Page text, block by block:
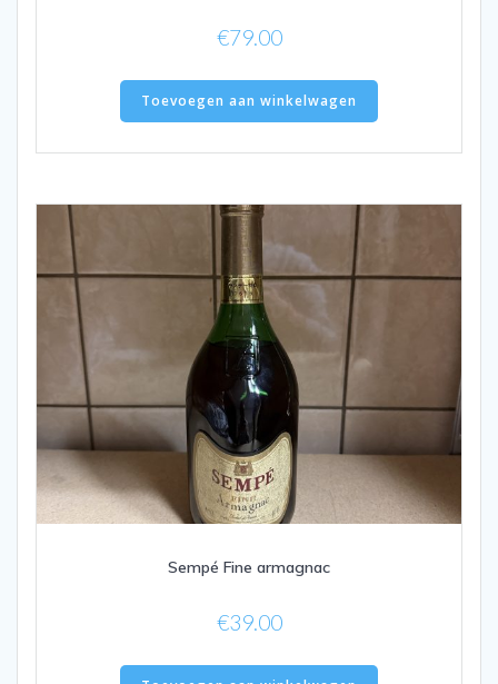
€79.00
Toevoegen aan winkelwagen
Sempé Fine armagnac
€39.00